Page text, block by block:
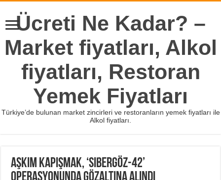
Ücreti Ne Kadar? –
Market fiyatları, Alkol
fiyatları, Restoran
Yemek Fiyatları
Türkiye’de bulunan market zincirleri ve restoranların yemek fiyatları ile
Alkol fiyatları.
Aşkım Kapışmak, ‘Sibergöz-42’